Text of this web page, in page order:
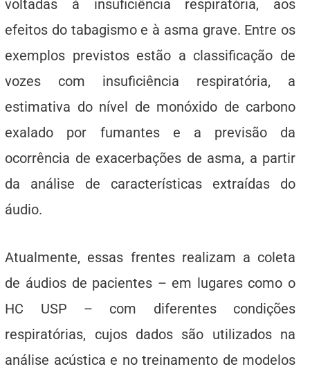
voltadas à insuficiência respiratória, aos
efeitos do tabagismo e à asma grave. Entre os
exemplos previstos estão a classificação de
vozes com insuficiência respiratória, a
estimativa do nível de monóxido de carbono
exalado por fumantes e a previsão da
ocorrência de exacerbações de asma, a partir
da análise de características extraídas do
áudio.
Atualmente, essas frentes realizam a coleta
de áudios de pacientes – em lugares como o
HC USP – com diferentes condições
respiratórias, cujos dados são utilizados na
análise acústica e no treinamento de modelos